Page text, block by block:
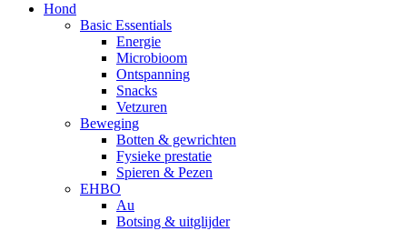
Hond
Basic Essentials
Energie
Microbioom
Ontspanning
Snacks
Vetzuren
Beweging
Botten & gewrichten
Fysieke prestatie
Spieren & Pezen
EHBO
Au
Botsing & uitglijder